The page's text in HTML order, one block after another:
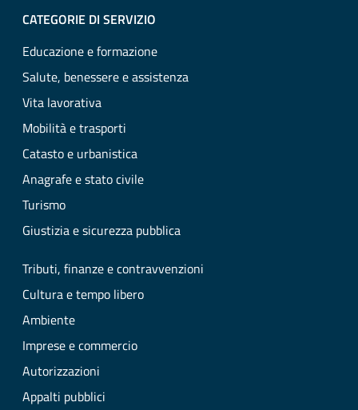
CATEGORIE DI SERVIZIO
Educazione e formazione
Salute, benessere e assistenza
Vita lavorativa
Mobilità e trasporti
Catasto e urbanistica
Anagrafe e stato civile
Turismo
Giustizia e sicurezza pubblica
Tributi, finanze e contravvenzioni
Cultura e tempo libero
Ambiente
Imprese e commercio
Autorizzazioni
Appalti pubblici